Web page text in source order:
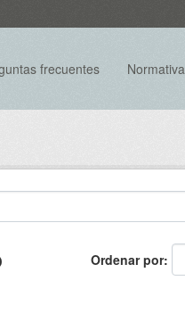
frecuentes Normativa
Ordenar por